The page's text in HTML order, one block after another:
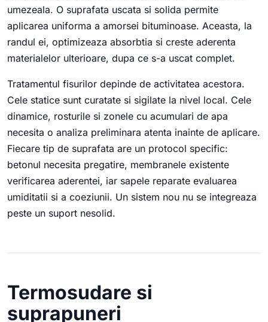
umezeala. O suprafata uscata si solida permite
aplicarea uniforma a amorsei bituminoase. Aceasta, la
randul ei, optimizeaza absorbtia si creste aderenta
materialelor ulterioare, dupa ce s-a uscat complet.
Tratamentul fisurilor depinde de activitatea acestora.
Cele statice sunt curatate si sigilate la nivel local. Cele
dinamice, rosturile si zonele cu acumulari de apa
necesita o analiza preliminara atenta inainte de aplicare.
Fiecare tip de suprafata are un protocol specific:
betonul necesita pregatire, membranele existente
verificarea aderentei, iar sapele reparate evaluarea
umiditatii si a coeziunii. Un sistem nou nu se integreaza
peste un suport nesolid.
Termosudare si
suprapuneri